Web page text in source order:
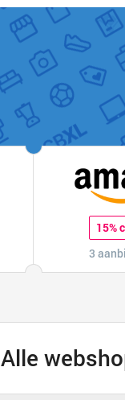
15%
3
Alle